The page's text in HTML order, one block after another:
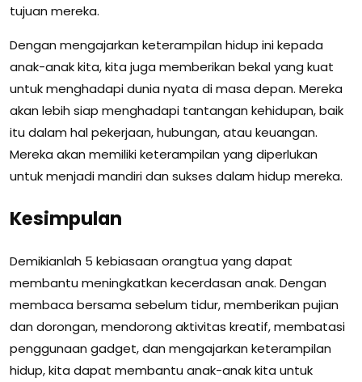
tujuan mereka.
Dengan mengajarkan keterampilan hidup ini kepada
anak-anak kita, kita juga memberikan bekal yang kuat
untuk menghadapi dunia nyata di masa depan. Mereka
akan lebih siap menghadapi tantangan kehidupan, baik
itu dalam hal pekerjaan, hubungan, atau keuangan.
Mereka akan memiliki keterampilan yang diperlukan
untuk menjadi mandiri dan sukses dalam hidup mereka.
Kesimpulan
Demikianlah 5 kebiasaan orangtua yang dapat
membantu meningkatkan kecerdasan anak. Dengan
membaca bersama sebelum tidur, memberikan pujian
dan dorongan, mendorong aktivitas kreatif, membatasi
penggunaan gadget, dan mengajarkan keterampilan
hidup, kita dapat membantu anak-anak kita untuk